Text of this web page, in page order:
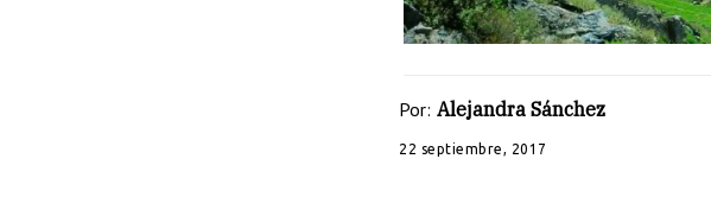
Por: Alejandra Sánchez
22 septiembre, 2017